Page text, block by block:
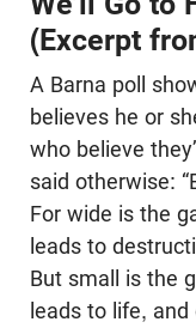
(Excerpt
A Barna poll
believes he or
who believe
said otherwise:
For wide is the
leads to
But small is the
leads to life,